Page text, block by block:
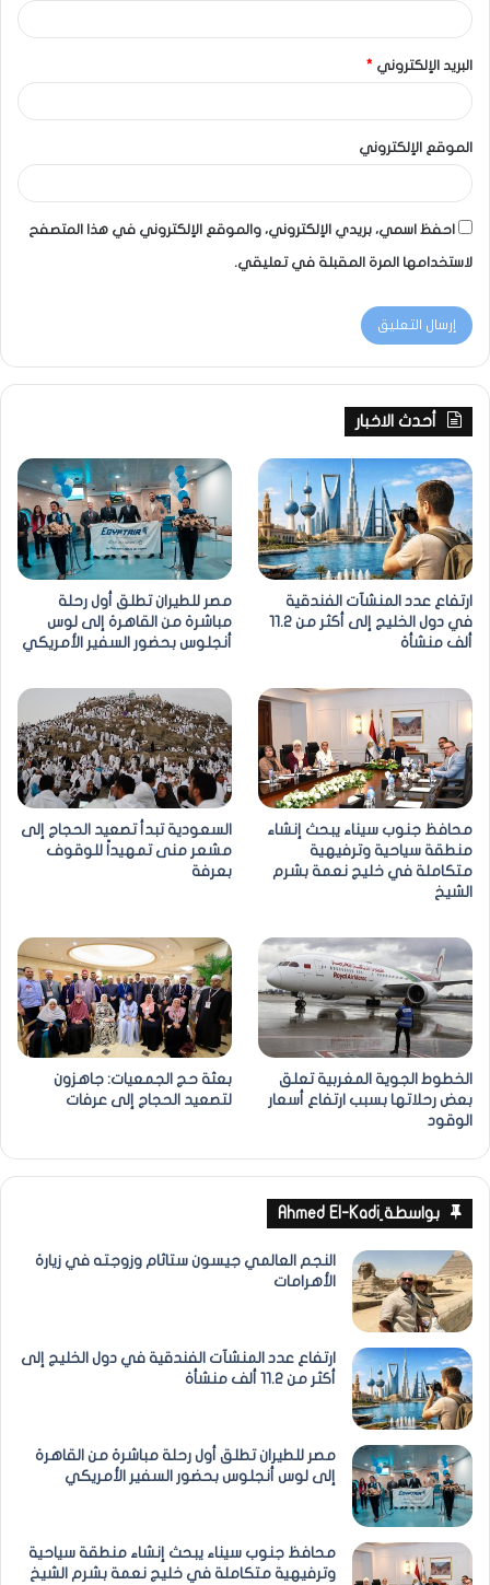
البريد الإلكتروني *
الموقع الإلكتروني
احفظ اسمي، بريدي الإلكتروني، والموقع الإلكتروني في هذا المتصفح
لاستخدامها المرة المقبلة في تعليقي.
أحدث الاخبار
ارتفاع عدد المنشآت الفندقية
في دول الخليج إلى أكثر من 11.2
ألف منشأة
مصر للطيران تطلق أول رحلة
مباشرة من القاهرة إلى لوس
أنجلوس بحضور السفير الأمريكي
محافظ جنوب سيناء يبحث إنشاء
منطقة سياحية وترفيهية
متكاملة في خليج نعمة بشرم
الشيخ
السعودية تبدأ تصعيد الحجاج إلى
مشعر منى تمهيداً للوقوف
بعرفة
الخطوط الجوية المغربية تعلق
بعض رحلاتها بسبب ارتفاع أسعار
الوقود
بعثة حج الجمعيات: جاهزون
لتصعيد الحجاج إلى عرفات
بواسطة ِAhmed El-Kadi
النجم العالمي جيسون ستاثام وزوجته في زيارة
الأهرامات
ارتفاع عدد المنشآت الفندقية في دول الخليج إلى
أكثر من 11.2 ألف منشأة
مصر للطيران تطلق أول رحلة مباشرة من القاهرة
إلى لوس أنجلوس بحضور السفير الأمريكي
محافظ جنوب سيناء يبحث إنشاء منطقة سياحية
وترفيهية متكاملة في خليج نعمة بشرم الشيخ